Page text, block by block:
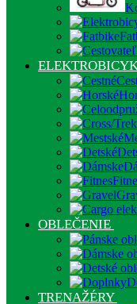
OBLEČENIE
TRENAŽÉRY